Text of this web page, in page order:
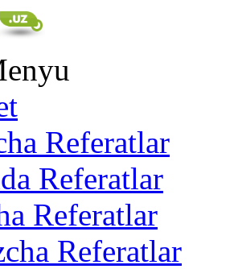
Referatlar
Referatlar
Referatlar
Referatlar